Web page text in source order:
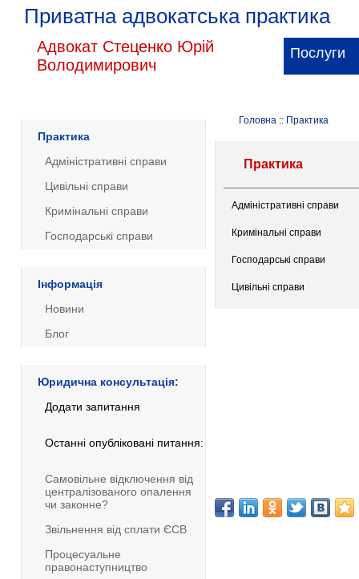
Приватна адвокатська практика
Адвокат Стеценко Юрій
Володимирович
Послуги
Практика
Адміністративні справи
Цивільні справи
Кримінальні справи
Господарські справи
Інформація
Новини
Блог
Юридична консультація:
Додати запитання
Останні опубліковані питання:
Самовільне відключення від
централізованого опалення
чи законне?
Звільнення від сплати ЄСВ
Процесуальне
правонаступництво
Головна :: Практика
Практика
Адміністративні справи
Кримінальні справи
Господарські справи
Цивільні справи